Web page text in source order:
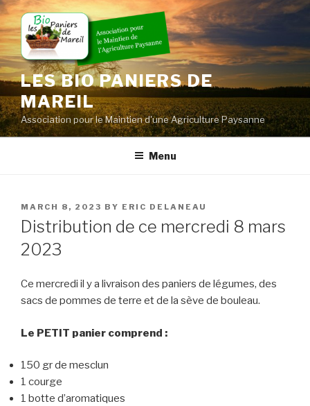
Skip
to
content
LES BIO PANIERS DE
MAREIL
Association pour le Maintien d'une Agriculture Paysanne
Menu
POSTED
ON
MARCH 8, 2023 BY ERIC DELANEAU
Distribution de ce mercredi 8 mars
2023
Ce mercredi il y a livraison des paniers de légumes, des
sacs de pommes de terre et de la sève de bouleau.
Le PETIT panier comprend :
150 gr de mesclun
1 courge
1 botte d’aromatiques